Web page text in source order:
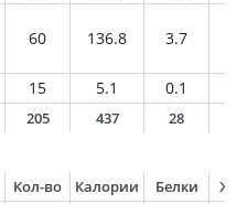
60 136.8 3.7
15 5.1 0.1
205 437 28
Кол-во Калории Белки